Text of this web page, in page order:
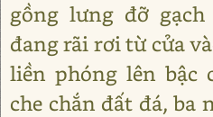
gồng lưng đỡ
đang rãi rơi từ cửa
liền phóng lên bậc
che chắn đất đá, ba